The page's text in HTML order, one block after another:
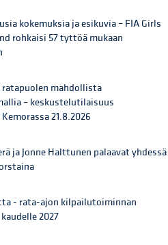
kokemuksia ja esikuvia – FIA Girls
rohkaisi 57 tyttöä mukaan
mahdollista
– keskustelutilaisuus
21.8.2026
ja Jonne Halttunen palaavat yhdessä
- rata-ajon kilpailutoiminnan
2027